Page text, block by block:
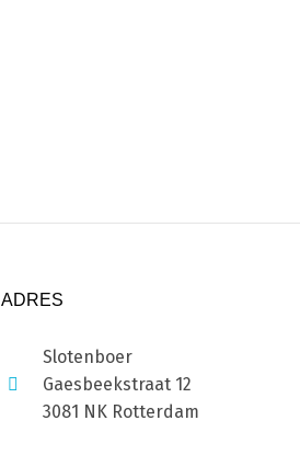
ADRES
Slotenboer
Gaesbeekstraat 12
3081 NK Rotterdam